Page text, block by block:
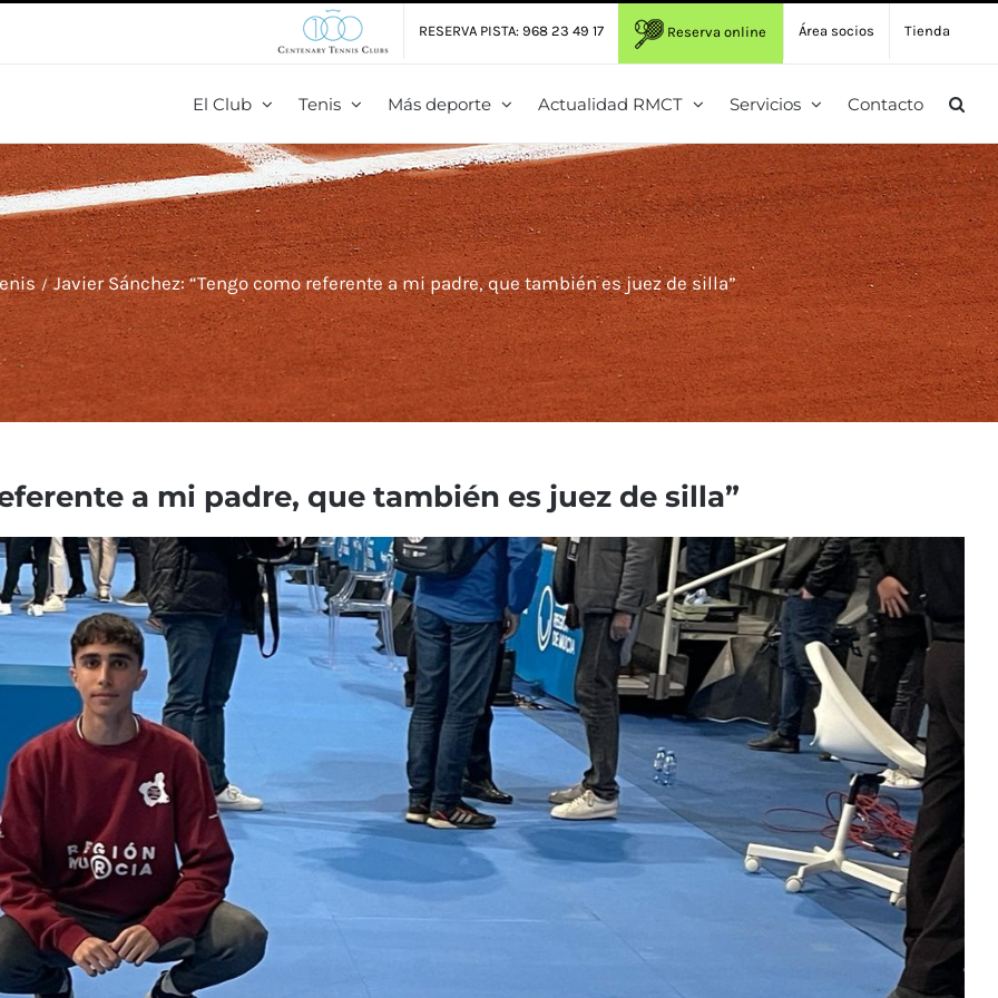
RESERVA PISTA: 968 23 49 17 Reserva online Área socios Tienda
El Club Tenis Más deporte Actualidad RMCT Servicios Contacto
Javier Sánchez: “Tengo como referente a mi padre, que también es juez de silla”
a mi padre, que también es juez de silla”